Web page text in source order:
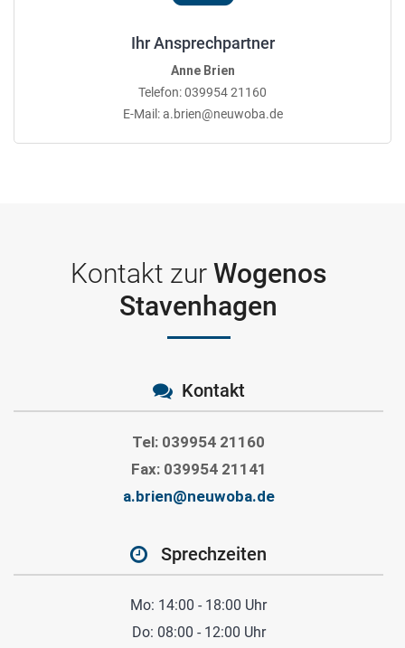
Ihr Ansprechpartner
Anne Brien
Telefon: 039954 21160
E-Mail: a.brien@neuwoba.de
Kontakt zur Wogenos
Stavenhagen
Kontakt
Tel: 039954 21160
Fax: 039954 21141
a.brien@neuwoba.de
Sprechzeiten
Mo: 14:00 - 18:00 Uhr
Do: 08:00 - 12:00 Uhr